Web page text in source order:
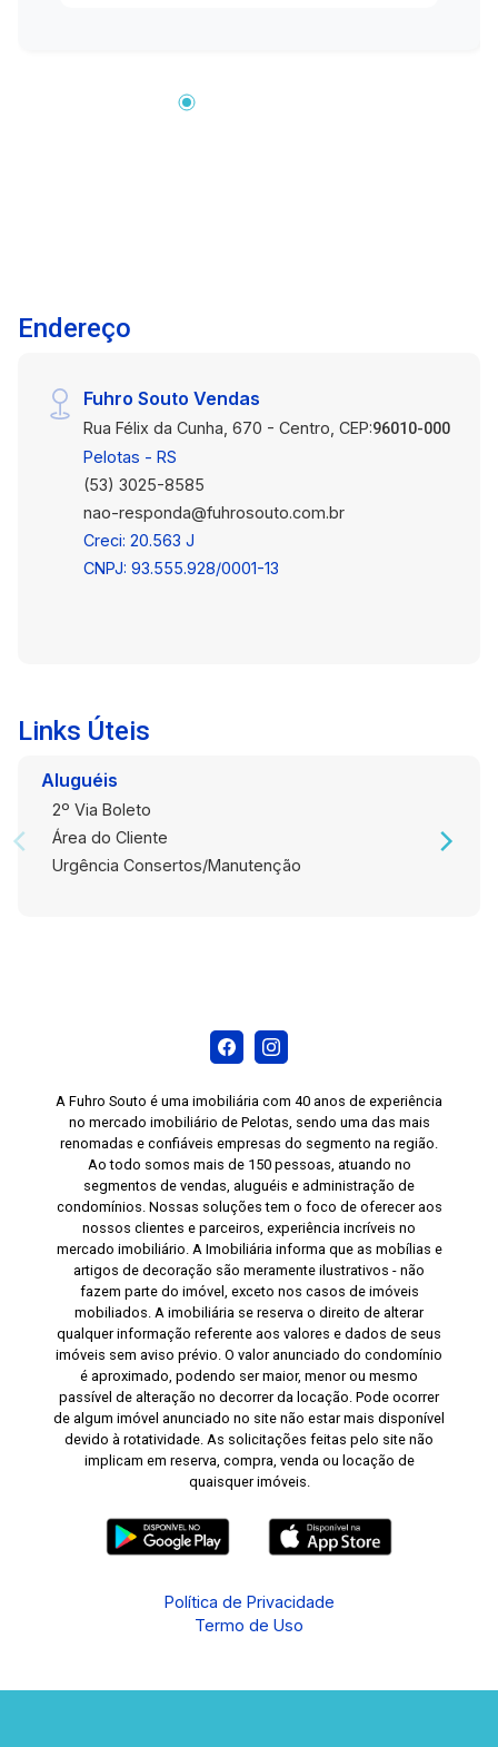
Chuveiro já instalado. Quarto 2: Escrivaninha
Endereço
Fuhro Souto Vendas
Rua Félix da Cunha, 670 - Centro, CEP:96010-000
Pelotas - RS
(53) 3025-8585
nao-responda@fuhrosouto.com.br
Creci: 20.563 J
CNPJ: 93.555.928/0001-13
Links Úteis
Aluguéis
2º Via Boleto
Área do Cliente
Urgência Consertos/Manutenção
A Fuhro Souto é uma imobiliária com 40 anos de experiência
no mercado imobiliário de Pelotas, sendo uma das mais
renomadas e confiáveis empresas do segmento na região.
Ao todo somos mais de 150 pessoas, atuando no
segmentos de vendas, aluguéis e administração de
condomínios. Nossas soluções tem o foco de oferecer aos
nossos clientes e parceiros, experiência incríveis no
mercado imobiliário. A Imobiliária informa que as mobílias e
artigos de decoração são meramente ilustrativos - não
fazem parte do imóvel, exceto nos casos de imóveis
mobiliados. A imobiliária se reserva o direito de alterar
qualquer informação referente aos valores e dados de seus
imóveis sem aviso prévio. O valor anunciado do condomínio
é aproximado, podendo ser maior, menor ou mesmo
passível de alteração no decorrer da locação. Pode ocorrer
de algum imóvel anunciado no site não estar mais disponível
devido à rotatividade. As solicitações feitas pelo site não
implicam em reserva, compra, venda ou locação de
quaisquer imóveis.
Política de Privacidade
Termo de Uso